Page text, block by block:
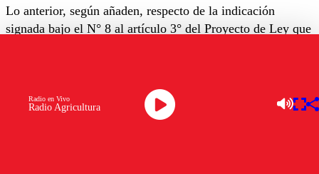
Lo anterior, según añaden, respecto de la indicación
signada bajo el N° 8 al artículo 3° del Proyecto de Ley que
1979, y de las Leyes Nºs 18.933 y 18.469, en las materias
que indica, crea un nuevo modelo de atención en el
Radio Agricultura
Radio en Vivo